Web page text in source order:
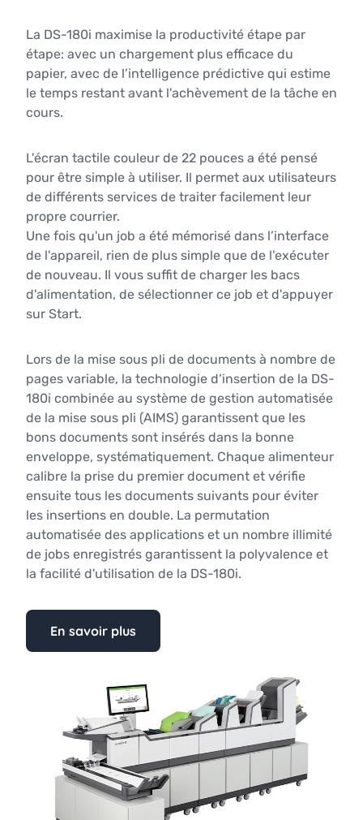
La DS-180i maximise la productivité étape par
étape: avec un chargement plus efficace du
papier, avec de l’intelligence prédictive qui estime
le temps restant avant l'achèvement de la tâche en
cours.
L'écran tactile couleur de 22 pouces a été pensé
pour être simple à utiliser. Il permet aux utilisateurs
de différents services de traiter facilement leur
propre courrier.
Une fois qu'un job a été mémorisé dans l’interface
de l'appareil, rien de plus simple que de l'exécuter
de nouveau. Il vous suffit de charger les bacs
d'alimentation, de sélectionner ce job et d'appuyer
sur Start.
Lors de la mise sous pli de documents à nombre de
pages variable, la technologie d‘insertion de la DS-
180i combinée au système de gestion automatisée
de la mise sous pli (AIMS) garantissent que les
bons documents sont insérés dans la bonne
enveloppe, systématiquement. Chaque alimenteur
calibre la prise du premier document et vérifie
ensuite tous les documents suivants pour éviter
les insertions en double. La permutation
automatisée des applications et un nombre illimité
de jobs enregistrés garantissent la polyvalence et
la facilité d'utilisation de la DS-180i.
En savoir plus